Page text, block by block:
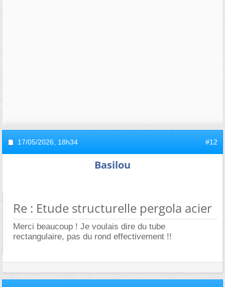
17/05/2026, 18h34 #12
Basilou
Re : Etude structurelle pergola acier
Merci beaucoup ! Je voulais dire du tube
rectangulaire, pas du rond effectivement !!